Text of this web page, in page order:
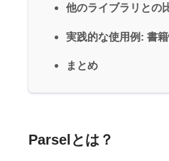
他のライブラリとの
実践的な使用例: 書
まとめ
Parselとは？